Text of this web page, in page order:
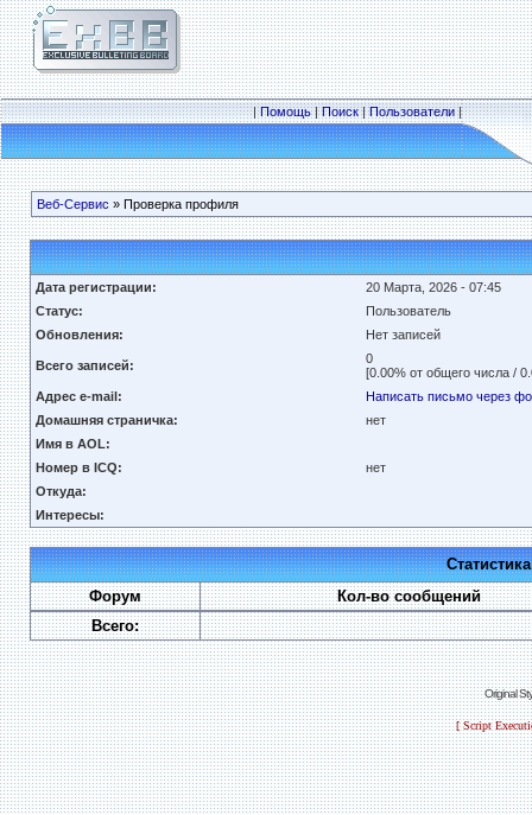
|Помощь|Поиск|Пользователи|
Веб-Сервис » Проверка профиля
Дата регистрации:
20 Марта, 2026 - 07:45
Статус:
Пользователь
Обновления:
Нет записей
Всего записей:
0
[0.00% от общего числа /
Адрес e-mail:
Написать письмо через
Домашняя страничка:
нет
Имя в AOL:
Номер в ICQ:
нет
Откуда:
Интересы:
Форум
Кол-во сообщений
Всего:
Original
[ Script